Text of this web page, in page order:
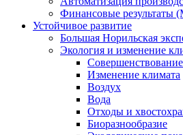
Финансовые результаты
Устойчивое развитие
Большая Норильская
Экология и изменение
Изменение климата
Воздух
Вода
Отходы и
Биоразнообразие